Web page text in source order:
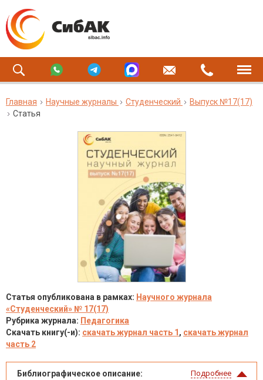
Главная Научные журналы Студенческий
Выпуск №17(17)
Статья
Статья опубликована в рамках: Научного журнала
«Студенческий» № 17(17)
Рубрика журнала: Педагогика
Скачать книгу(-и): скачать журнал часть 1 , скачать журнал
часть 2
Библиографическое описание: Подробнее